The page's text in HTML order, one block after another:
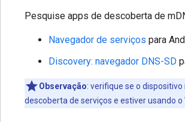
Pesquise apps de descoberta de
Navegador de serviços para
Discovery: navegador DNS-SD
Observação: verifique se o
descoberta de serviços e estiver usando o